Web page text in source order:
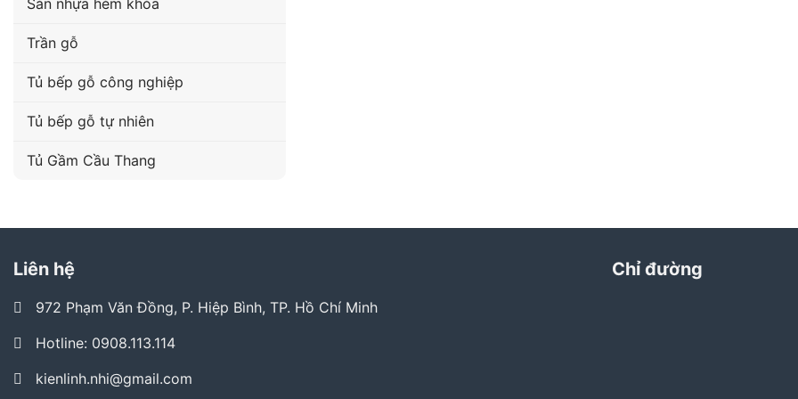
Trần gỗ
Tủ bếp gỗ công nghiệp
Tủ bếp gỗ tự nhiên
Tủ Gầm Cầu Thang
Liên hệ
972 Phạm Văn Đồng, P. Hiệp Bình, TP. Hồ Chí Minh
Hotline: 0908.113.114
kienlinh.nhi@gmail.com
Chỉ đường